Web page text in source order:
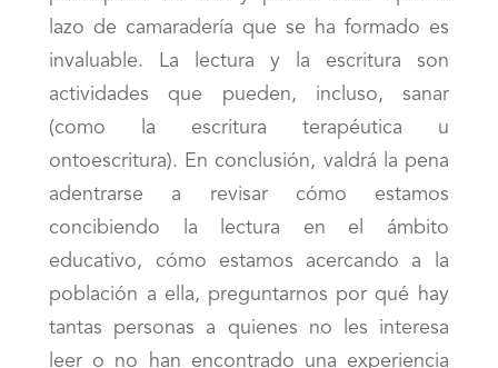
lazo de camaradería que se ha formado es
invaluable. La lectura y la escritura son
actividades que pueden, incluso, sanar
(como la escritura terapéutica u
ontoescritura). En conclusión, valdrá la pena
adentrarse a revisar cómo estamos
concibiendo la lectura en el ámbito
educativo, cómo estamos acercando a la
población a ella, preguntarnos por qué hay
tantas personas a quienes no les interesa
leer o no han encontrado una experiencia